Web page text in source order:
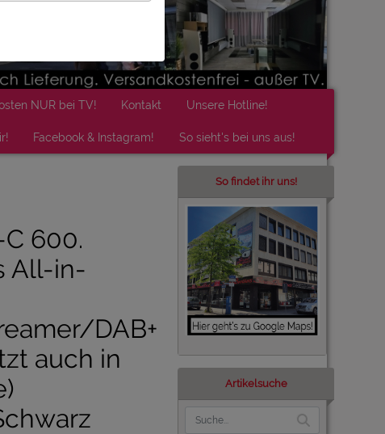
NUR bei TV! Kontakt Unsere Hotline!
Facebook & Instagram! So sieht's bei uns aus!
600.
All-in-
DAB+
auch in
So findet ihr uns!
Artikelsuche